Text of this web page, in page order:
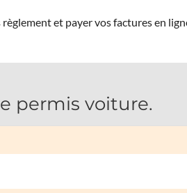
et payer vos factures en
permis voiture.